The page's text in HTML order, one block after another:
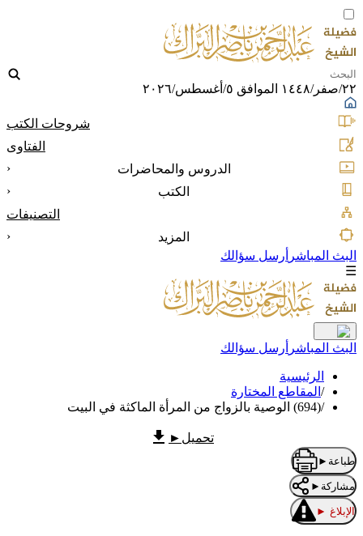
٢٢/صفر/١٤٤٨ الموافق ٥/أغسطس/٢٠٢٦
شروحات الكتب
الفتاوى
الدروس والمحاضرات
‹
الكتب
‹
التصنيفات
المزيد
‹
البث المباشر أرسل سؤالك
☰
البث المباشر أرسل سؤالك
الرئيسية
/ المقاطع المختارة
/(694) الوصية بالزواج من المرأة الماكثة في البيت
تحميل ►
طباعة ►
مشاركة ►
الإبلاغ ►